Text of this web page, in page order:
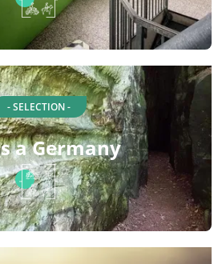
- SELECTION -
a Germany